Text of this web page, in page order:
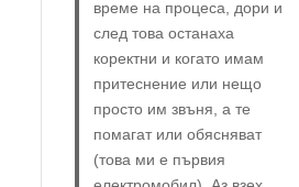
време на процеса, дори и
след това останаха
коректни и когато имам
притеснение или нещо
просто им звъня, а те
помагат или обясняват
(това ми е първия